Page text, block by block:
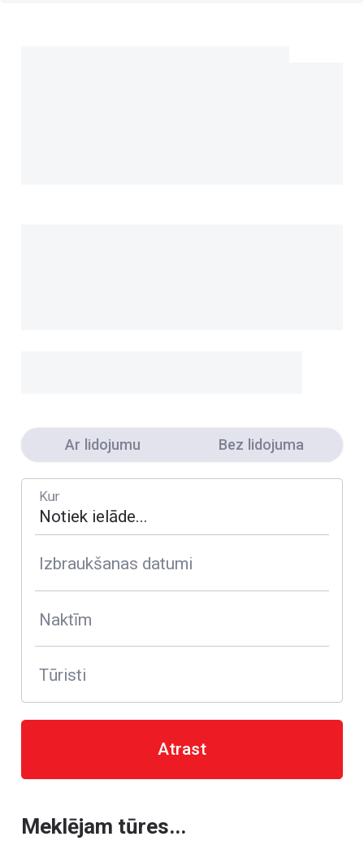
Ar lidojumu Bez lidojuma
Kur
Izbraukšanas datumi
Naktīm
Tūristi
Atrast
Meklējam tūres...